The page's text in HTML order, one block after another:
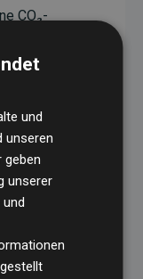
CO₂-
der
durch
finden
und
unseren
geben
unserer